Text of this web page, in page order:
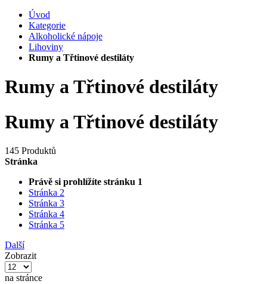
Úvod
Kategorie
Alkoholické nápoje
Lihoviny
Rumy a Třtinové destiláty
Rumy a Třtinové destiláty
Rumy a Třtinové destiláty
145 Produktů
Stránka
Právě si prohlížíte stránku 1
Stránka 2
Stránka 3
Stránka 4
Stránka 5
Další
Zobrazit
na stránce